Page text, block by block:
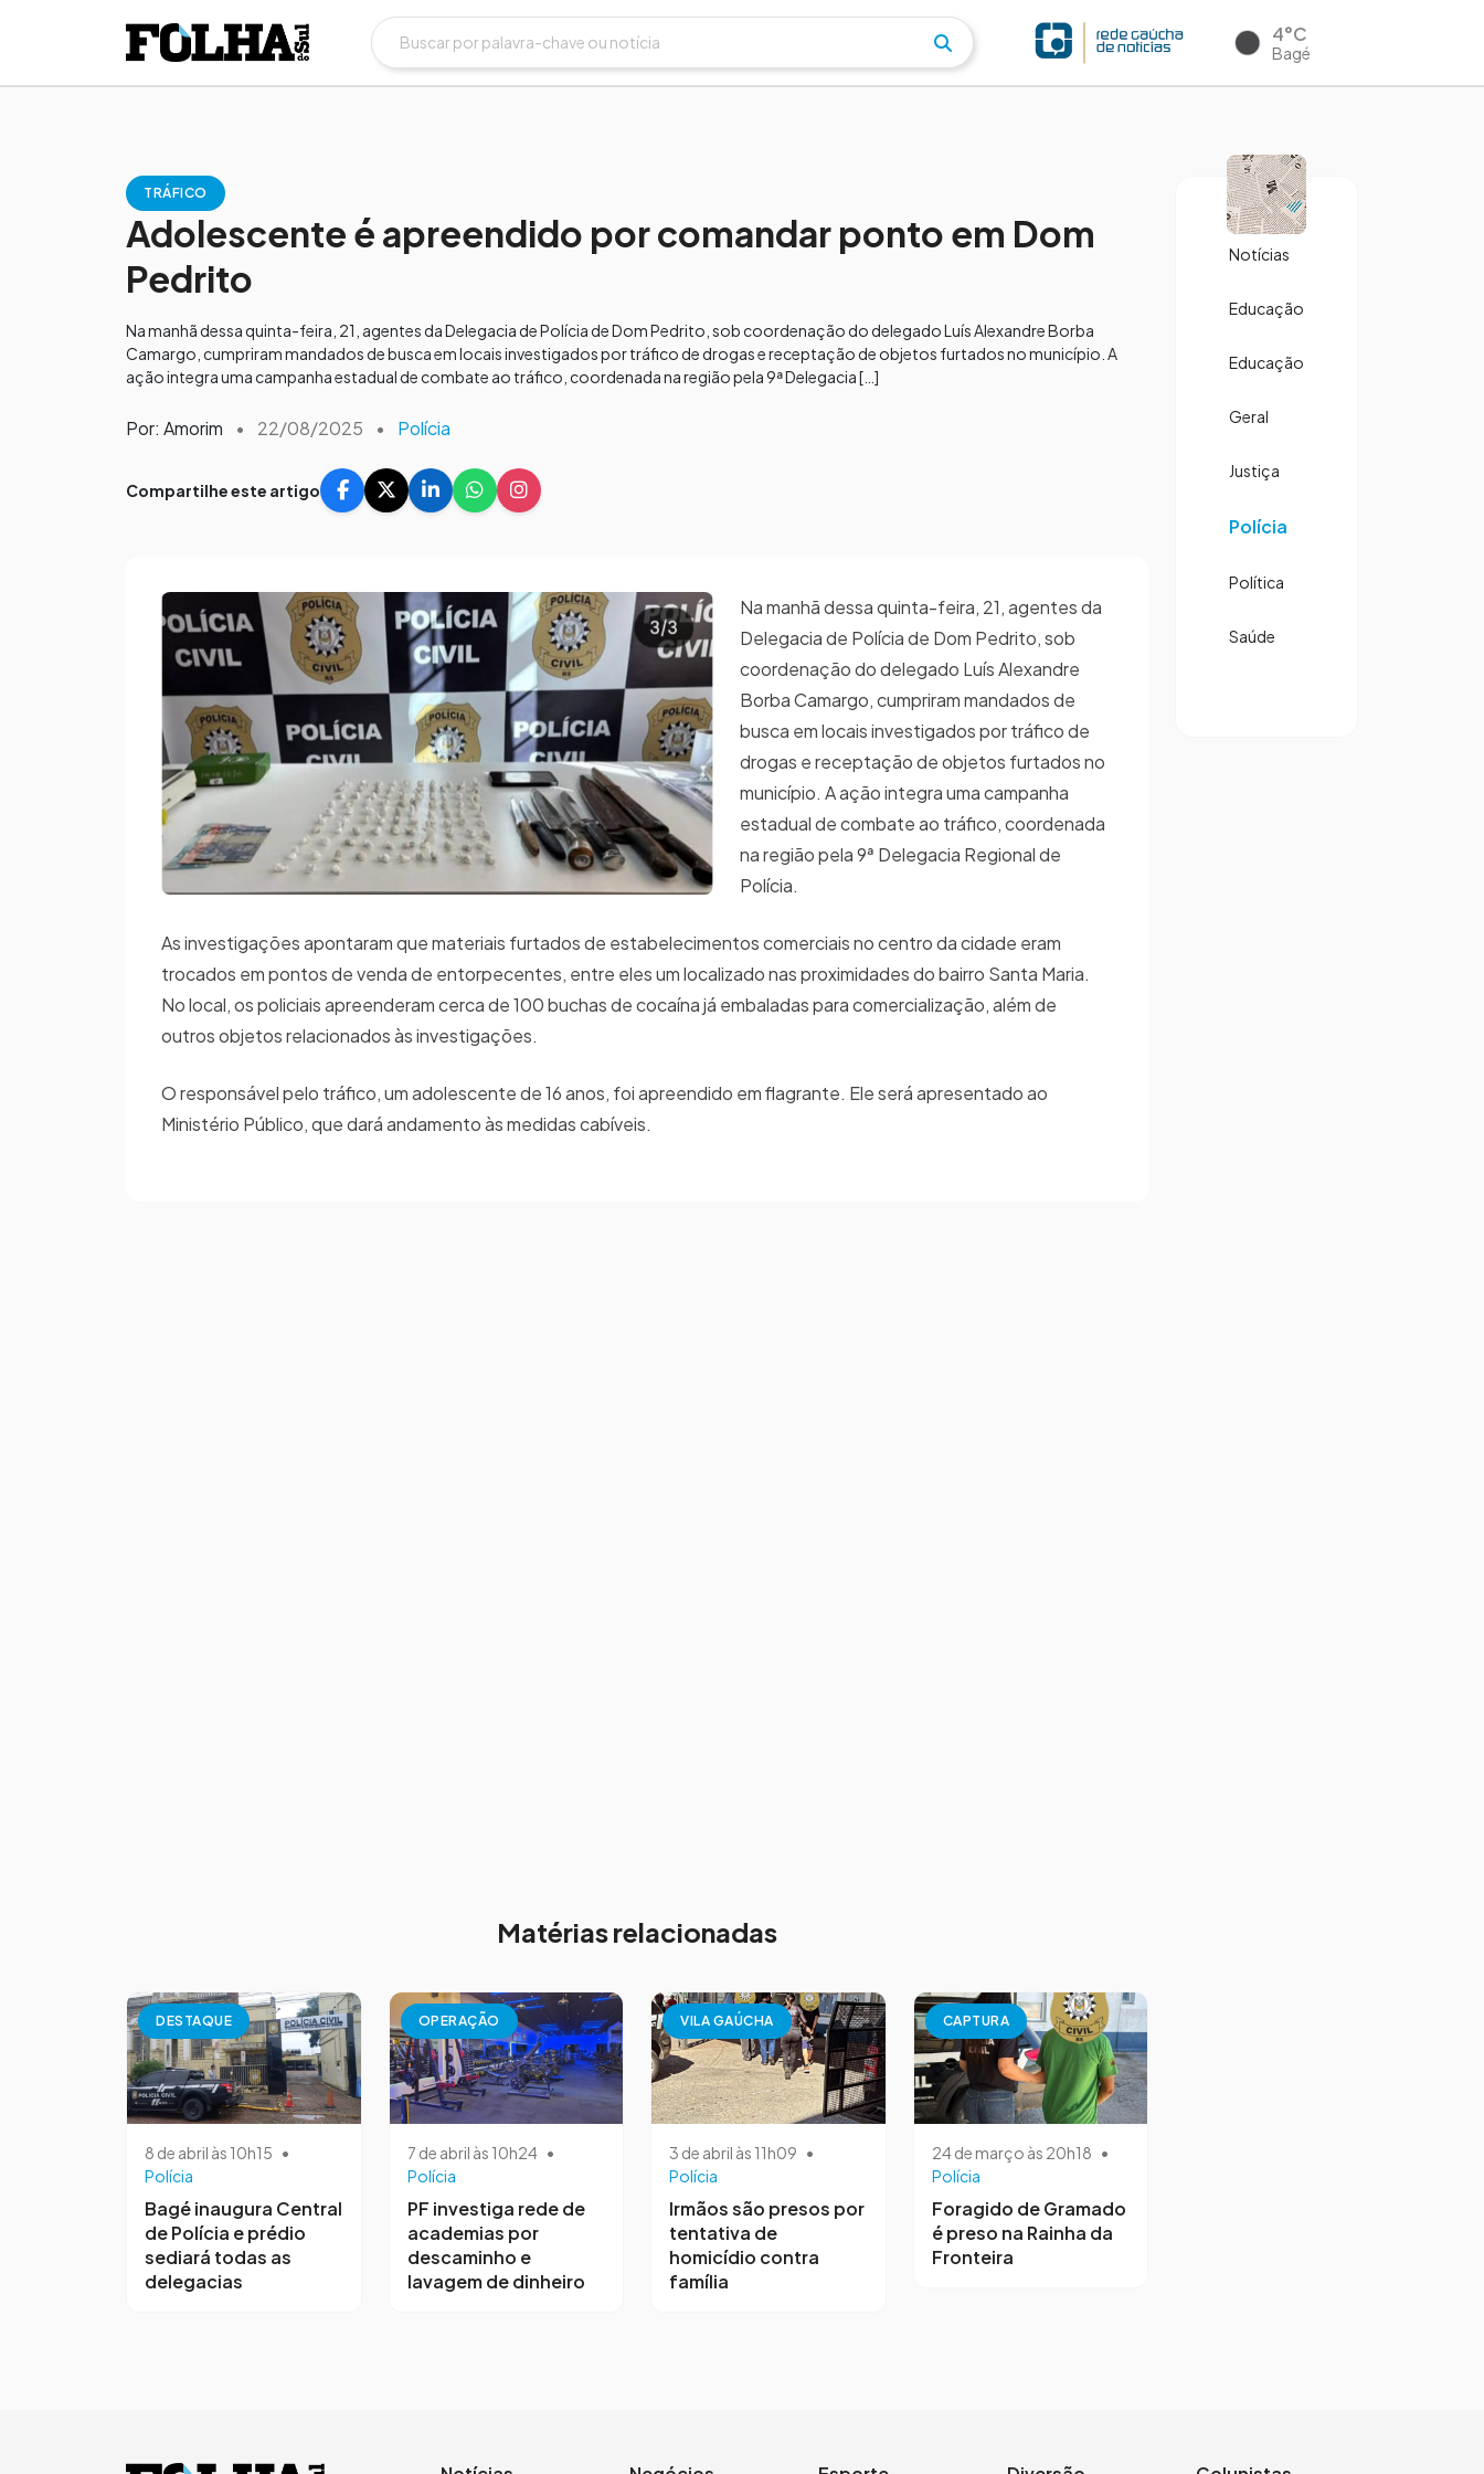
4°C
Bagé
TRÁFICO
Adolescente é apreendido por comandar ponto em Dom
Pedrito
Na manhã dessa quinta-feira, 21, agentes da Delegacia de Polícia de Dom Pedrito, sob coordenação do delegado Luís Alexandre Borba
Camargo, cumpriram mandados de busca em locais investigados por tráfico de drogas e receptação de objetos furtados no município. A
ação integra uma campanha estadual de combate ao tráfico, coordenada na região pela 9ª Delegacia […]
Por: Amorim • 22/08/2025 • Polícia
Compartilhe este artigo
Na manhã dessa quinta-feira, 21, agentes da
Delegacia de Polícia de Dom Pedrito, sob
coordenação do delegado Luís Alexandre
Borba Camargo, cumpriram mandados de
busca em locais investigados por tráfico de
drogas e receptação de objetos furtados no
município. A ação integra uma campanha
estadual de combate ao tráfico, coordenada
na região pela 9ª Delegacia Regional de
Polícia.
As investigações apontaram que materiais furtados de estabelecimentos comerciais no centro da cidade eram
trocados em pontos de venda de entorpecentes, entre eles um localizado nas proximidades do bairro Santa Maria.
No local, os policiais apreenderam cerca de 100 buchas de cocaína já embaladas para comercialização, além de
outros objetos relacionados às investigações.
O responsável pelo tráfico, um adolescente de 16 anos, foi apreendido em flagrante. Ele será apresentado ao
Ministério Público, que dará andamento às medidas cabíveis.
Matérias relacionadas
DESTAQUE
8 de abril às 10h15 •
Polícia
Bagé inaugura Central
de Polícia e prédio
sediará todas as
delegacias
OPERAÇÃO
7 de abril às 10h24 •
Polícia
PF investiga rede de
academias por
descaminho e
lavagem de dinheiro
VILA GAÚCHA
3 de abril às 11h09 •
Polícia
Irmãos são presos por
tentativa de
homicídio contra
família
CAPTURA
24 de março às 20h18 •
Polícia
Foragido de Gramado
é preso na Rainha da
Fronteira
Notícias
Educação
Educação
Geral
Justiça
Polícia
Política
Saúde